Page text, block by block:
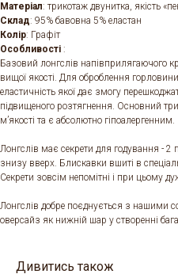
Матеріал: трикотаж двунитка, якість
Склад: 95% бавовна 5% еластан
Колір: Графіт
Особливості :
Базовий лонгслів напівприлягаючого
вищої якості. Для оброблення
еластичність якої дає змогу
підвищеного розтягнення. Основний
м’якості та є абсолютно гіпоалергенним.
Лонгслів має секрети для годування - 2
знизу вверх. Блискавки вшиті в
Секрети зовсім непомітні і при цьому
Лонгслів добре поєднується з нашими
оверсайз як нижній шар у створенні
Дивитись також